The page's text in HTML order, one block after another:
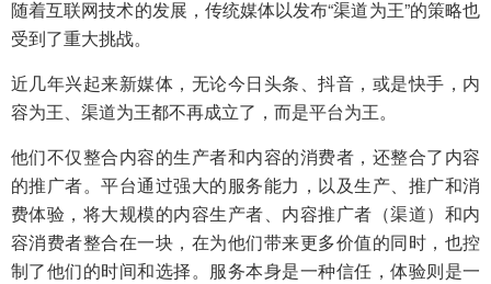
随着互联网技术的发展，传统媒体以发布“渠道为王”的策略也
受到了重大挑战。
近几年兴起来新媒体，无论今日头条、抖音，或是快手，内
容为王、渠道为王都不再成立了，而是平台为王。
他们不仅整合内容的生产者和内容的消费者，还整合了内容
的推广者。平台通过强大的服务能力，以及生产、推广和消
费体验，将大规模的内容生产者、内容推广者（渠道）和内
容消费者整合在一块，在为他们带来更多价值的同时，也控
制了他们的时间和选择。服务本身是一种信任，体验则是一